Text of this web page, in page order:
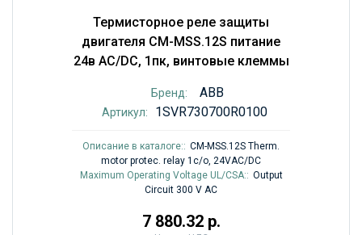
Термисторное реле защиты
двигателя CM-MSS.12S питание
24в AC/DC, 1пк, винтовые клеммы
Бренд: ABB
Артикул: 1SVR730700R0100
Описание в каталоге:: CM-MSS.12S Therm.
motor protec. relay 1c/o, 24VAC/DC
Maximum Operating Voltage UL/CSA:: Output
Circuit 300 V AC
7 880.32 р.